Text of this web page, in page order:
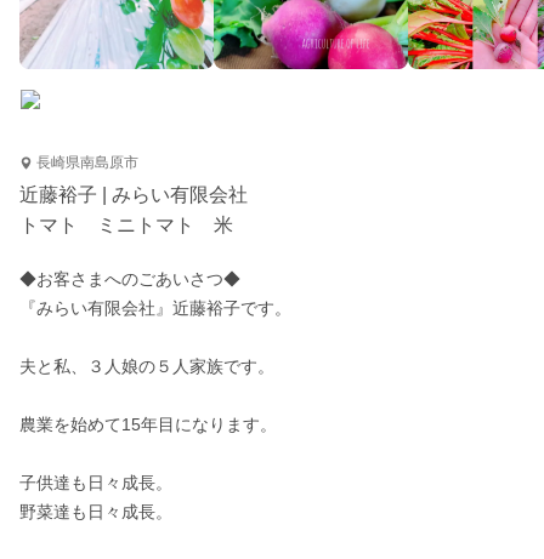
長崎県南島原市
近藤裕子 | みらい有限会社
トマト ミニトマト 米
◆お客さまへのごあいさつ◆
『みらい有限会社』近藤裕子です。
夫と私、３人娘の５人家族です。
農業を始めて15年目になります。
子供達も日々成長。
野菜達も日々成長。